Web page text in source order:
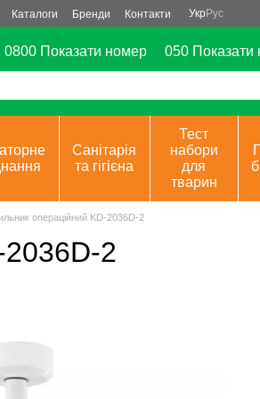
Каталоги Бренди Контакти Укр Рус
0800 Показати номер 050 Показати
Санітарія
та гігієна
Тест
набори
для
тварин
операційний KD-2036D-2
2036D-2